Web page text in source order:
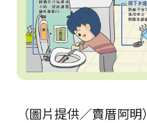
（圖片提供／賣厝阿明）